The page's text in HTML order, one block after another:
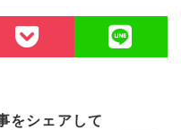
をシェアして